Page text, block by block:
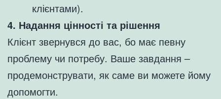
клієнтами).
4. Надання цінності та рішення
Клієнт звернувся до вас, бо має певну
проблему чи потребу. Ваше завдання –
продемонструвати, як саме ви можете йому
допомогти.